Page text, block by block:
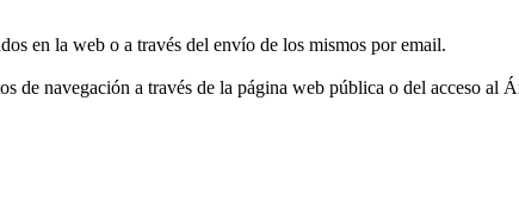
en la web o a través del envío de los mismos por email.
de navegación a través de la página web pública o del acceso al